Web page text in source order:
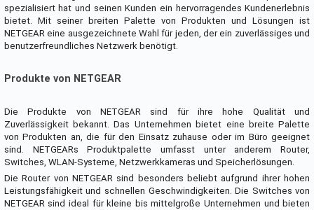
spezialisiert hat und seinen Kunden ein hervorragendes Kundenerlebnis
bietet. Mit seiner breiten Palette von Produkten und Lösungen ist
NETGEAR eine ausgezeichnete Wahl für jeden, der ein zuverlässiges und
benutzerfreundliches Netzwerk benötigt.
Produkte von NETGEAR
Die Produkte von NETGEAR sind für ihre hohe Qualität und
Zuverlässigkeit bekannt. Das Unternehmen bietet eine breite Palette
von Produkten an, die für den Einsatz zuhause oder im Büro geeignet
sind. NETGEARs Produktpalette umfasst unter anderem Router,
Switches, WLAN-Systeme, Netzwerkkameras und Speicherlösungen.
Die Router von NETGEAR sind besonders beliebt aufgrund ihrer hohen
Leistungsfähigkeit und schnellen Geschwindigkeiten. Die Switches von
NETGEAR sind ideal für kleine bis mittelgroße Unternehmen und bieten